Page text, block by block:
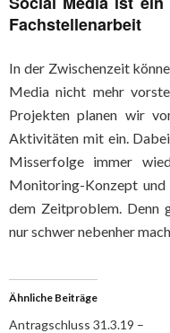
Fachstellenarbeit
In der Zwischenzeit
Media nicht mehr
Projekten planen wir
Aktivitäten mit ein.
Misserfolge immer
Monitoring-Konzept
dem Zeitproblem. Denn
nur schwer nebenher
Ähnliche Beiträge
Antragschluss 31.3.19 –